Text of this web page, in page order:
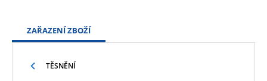
ZAŘAZENÍ ZBOŽÍ
TĚSNĚNÍ